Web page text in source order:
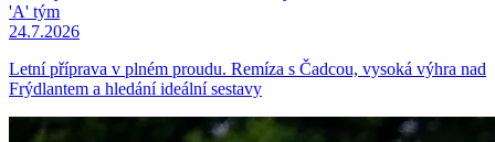
'A' tým
24.7.2026
Letní příprava v plném proudu. Remíza s Čadcou, vysoká výhra nad
Frýdlantem a hledání ideální sestavy